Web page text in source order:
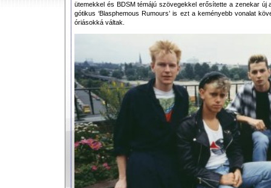
ütemekkel és BDSM témájú szövegekkel erősítette a zenekar új
gótikus ‘Blasphemous Rumours’ is ezt a keményebb vonalat
óriásokká váltak.